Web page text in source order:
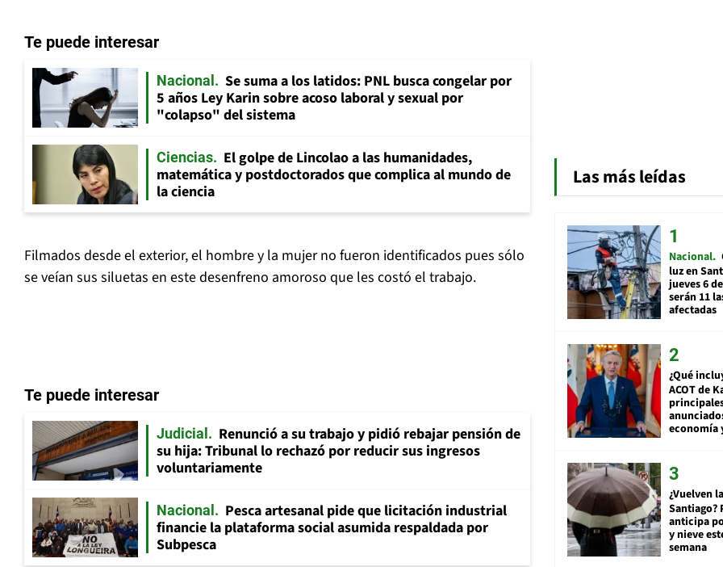
Te puede interesar
Nacional
Se suma a los latidos: PNL busca congelar por
5 años Ley Karin sobre acoso laboral y sexual por
"colapso" del sistema
Ciencias
El golpe de Lincolao a las humanidades,
matemática y postdoctorados que complica al mundo de
la ciencia
Filmados desde el exterior, el hombre y la mujer no fueron identificados pues sólo
se veían sus siluetas en este desenfreno amoroso que les costó el trabajo.
Te puede interesar
Judicial
Renunció a su trabajo y pidió rebajar pensión de
su hija: Tribunal lo rechazó por reducir sus ingresos
voluntariamente
Nacional
Pesca artesanal pide que licitación industrial
financie la plataforma social asumida respaldada por
Subpesca
Las más leídas
Nacional
luz en
jueves 6
serán 11
afectadas
¿Qué
ACOT de
economía
¿Vuelven
Santiago?
anticipa
y nieve
semana